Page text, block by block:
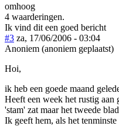
omhoog
4 waarderingen.
Ik vind dit een goed bericht
#3 za, 17/06/2006 - 03:04
Anoniem (anoniem geplaatst)
Hoi,
ik heb een goede maand
Heeft een week het rustig aan
'stam' zat maar het tweede
Ik geeft hem, als het